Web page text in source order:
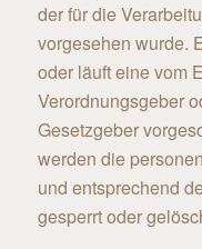
der für die
vorgesehen wurde.
oder läuft eine vom
Verordnungsgeber
Gesetzgeber
werden die
und entsprechend
gesperrt oder